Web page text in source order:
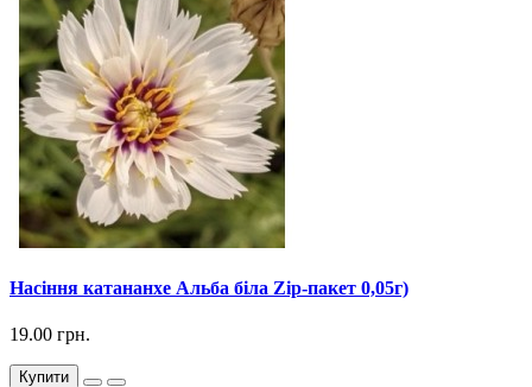
Насіння катананхе Альба біла Zip-пакет 0,05г)
19.00 грн.
Купити